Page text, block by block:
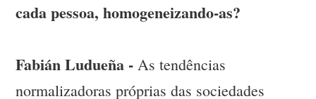
cada pessoa, homogeneizando-as?
Fabián Ludueña - As tendências
normalizadoras próprias das sociedades